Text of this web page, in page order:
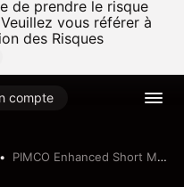
de prendre le risque
vous référer à
des Risques
compte
PIMCO Enhanced Short Maturity Active Exchange-Traded Fund